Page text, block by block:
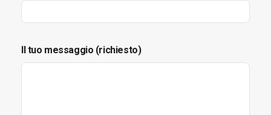
Il tuo messaggio (richiesto)